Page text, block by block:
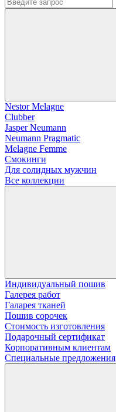
Nestor Melagne
Clubber
Jasper Neumann
Neumann Pragmatic
Melagne Femme
Смокинги
Для солидных мужчин
Все коллекции
Индивидуальный пошив
Галерея работ
Галарея тканей
Пошив сорочек
Стоимость изготовления
Подарочный сертификат
Корпоративным клиентам
Специальные предложения